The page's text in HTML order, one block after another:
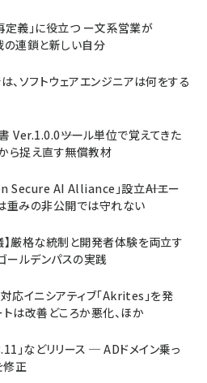
定義」に役立つ ー文系営業が
連鎖と新しい自分
、ソフトウェアエンジニアは何をする
Ver.1.0.0――ツール単位で覚えてきた
ら捉え直す無償教材
Secure AI Alliance」設立――AIエー
重みの非公開では守れない
】厳格な統制と開発者体験を両立す
ールデンパスの実践
応イニシアティブ「Akrites」を発
は改善どころか悪化、ほか
」などリリース ─ ADドメイン乗っ
修正